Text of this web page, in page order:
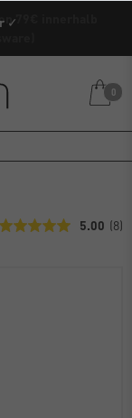
79€ innerhalb
✓
0
5.00 (8)